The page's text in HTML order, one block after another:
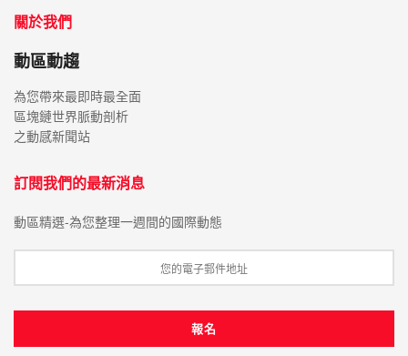
關於我們
動區動趨
為您帶來最即時最全面
區塊鏈世界脈動剖析
之動感新聞站
訂閱我們的最新消息
動區精選-為您整理一週間的國際動態